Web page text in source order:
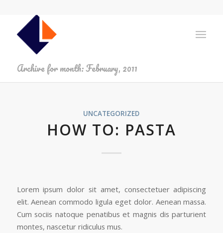
Archive for month: February, 2011
UNCATEGORIZED
HOW TO: PASTA
Lorem ipsum dolor sit amet, consectetuer adipiscing
elit. Aenean commodo ligula eget dolor. Aenean massa.
Cum sociis natoque penatibus et magnis dis parturient
montes, nascetur ridiculus mus.